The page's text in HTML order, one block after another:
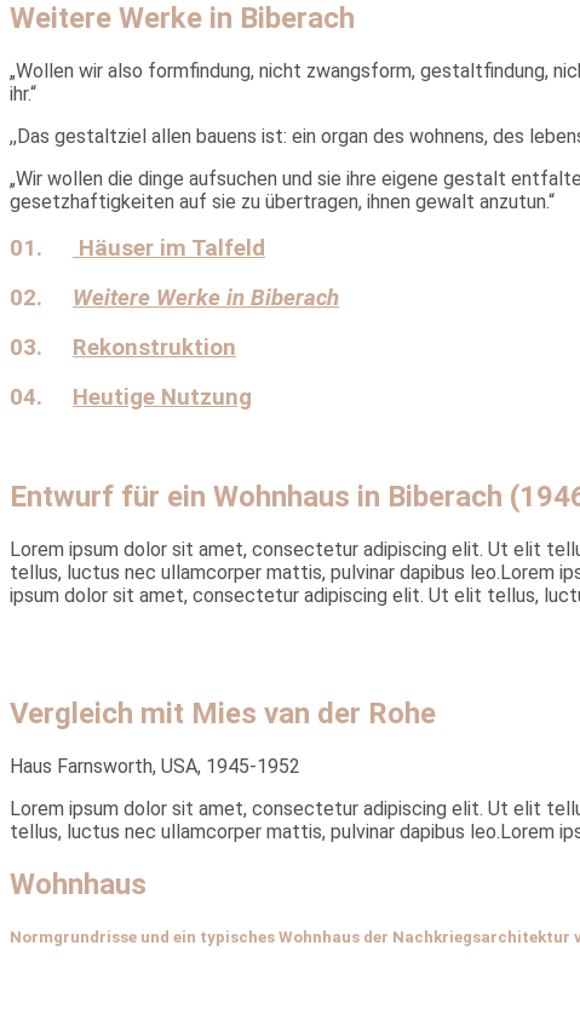
Weitere Werke in Biberach
„Wollen wir also formfindung, nicht zwangsform, gestaltfindung,
ihr.“
,,Das gestaltziel allen bauens ist: ein organ des wohnens, des
„Wir wollen die dinge aufsuchen und sie ihre eigene gestalt
gesetzhaftigkeiten auf sie zu übertragen, ihnen gewalt anzutun.“
01.
Häuser im Talfeld
02. Weitere Werke in Biberach
03. Rekonstruktion
04. Heutige Nutzung
Entwurf für ein Wohnhaus in Biberach
Lorem ipsum dolor sit amet, consectetur adipiscing elit. Ut elit
tellus, luctus nec ullamcorper mattis, pulvinar dapibus leo.Lorem
ipsum dolor sit amet, consectetur adipiscing elit. Ut elit tellus,
Vergleich mit Mies van der Rohe
Haus Farnsworth, USA, 1945-1952
Lorem ipsum dolor sit amet, consectetur adipiscing elit. Ut elit
tellus, luctus nec ullamcorper mattis, pulvinar dapibus leo.Lorem
Wohnhaus
Normgrundrisse und ein typisches Wohnhaus der Nachkriegsarchitektur